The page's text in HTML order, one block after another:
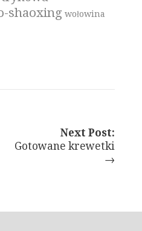
shaoxing wołowina
Next Post:
Gotowane krewetki
→